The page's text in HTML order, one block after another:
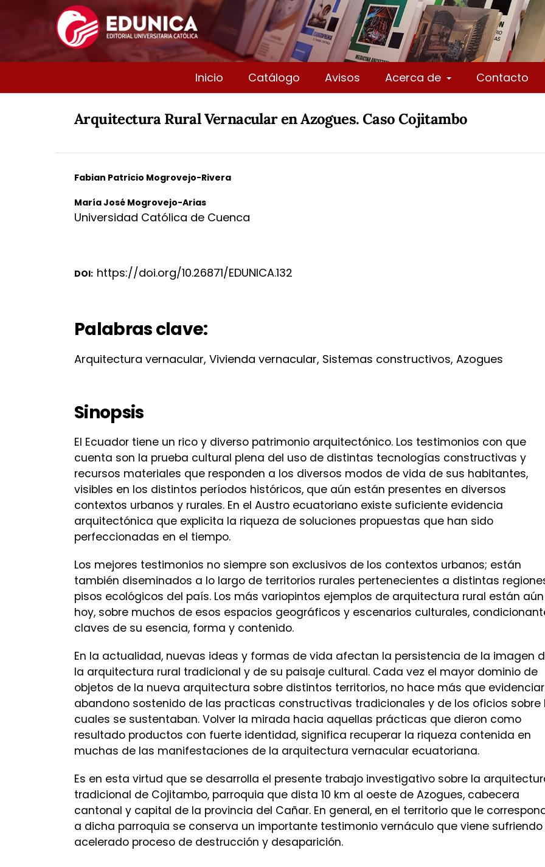
Inicio Catálogo Avisos Acerca de Contacto
Arquitectura Rural Vernacular en Azogues. Caso Cojitambo
Fabian Patricio Mogrovejo-Rivera
María José Mogrovejo-Arias
Universidad Católica de Cuenca
DOI: https://doi.org/10.26871/EDUNICA.132
Palabras clave:
Arquitectura vernacular, Vivienda vernacular, Sistemas constructivos, Azogues
Sinopsis
El Ecuador tiene un rico y diverso patrimonio arquitectónico. Los testimonios con que
cuenta son la prueba cultural plena del uso de distintas tecnologías constructivas y
recursos materiales que responden a los diversos modos de vida de sus habitantes,
visibles en los distintos períodos históricos, que aún están presentes en diversos
contextos urbanos y rurales. En el Austro ecuatoriano existe suficiente evidencia
arquitectónica que explicita la riqueza de soluciones propuestas que han sido
perfeccionadas en el tiempo.
Los mejores testimonios no siempre son exclusivos de los contextos urbanos; están
también diseminados a lo largo de territorios rurales pertenecientes a distintas
pisos ecológicos del país. Los más variopintos ejemplos de arquitectura rural están aún
hoy, sobre muchos de esos espacios geográficos y escenarios culturales,
claves de su esencia, forma y contenido.
En la actualidad, nuevas ideas y formas de vida afectan la persistencia de la imagen
la arquitectura rural tradicional y de su paisaje cultural. Cada vez el mayor dominio de
objetos de la nueva arquitectura sobre distintos territorios, no hace más que
abandono sostenido de las practicas constructivas tradicionales y de los oficios sobre
cuales se sustentaban. Volver la mirada hacia aquellas prácticas que dieron como
resultado productos con fuerte identidad, significa recuperar la riqueza contenida en
muchas de las manifestaciones de la arquitectura vernacular ecuatoriana.
Es en esta virtud que se desarrolla el presente trabajo investigativo sobre la
tradicional de Cojitambo, parroquia que dista 10 km al oeste de Azogues, cabecera
cantonal y capital de la provincia del Cañar. En general, en el territorio que le
a dicha parroquia se conserva un importante testimonio vernáculo que viene sufriendo
acelerado proceso de destrucción y desaparición.